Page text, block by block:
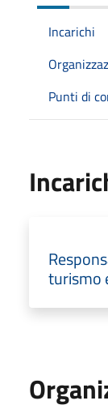
Incarichi
Punti di
turismo